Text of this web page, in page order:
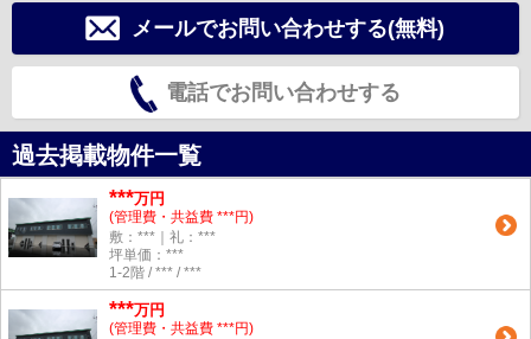
メールでお問い合わせする(無料)
電話でお問い合わせする
過去掲載物件一覧
***万円
(管理費・共益費 ***円)
敷：***｜礼：***
坪単価：***
1-2階 / *** / ***
***万円
(管理費・共益費 ***円)